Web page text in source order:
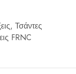
, Τσάντες
FRNC